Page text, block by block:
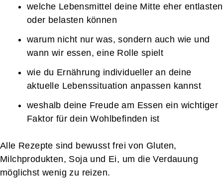
welche Lebensmittel deine Mitte eher entlasten
oder belasten können
warum nicht nur was, sondern auch wie und
wann wir essen, eine Rolle spielt
wie du Ernährung individueller an deine
aktuelle Lebenssituation anpassen kannst
weshalb deine Freude am Essen ein wichtiger
Faktor für dein Wohlbefinden ist
Alle Rezepte sind bewusst frei von Gluten,
Milchprodukten, Soja und Ei, um die Verdauung
möglichst wenig zu reizen.